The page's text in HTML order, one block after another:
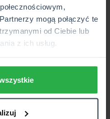
mogą połączyć te
od Ciebie lub
z ich usług.
wydana.
na kilka
aplikację mObywatel,
głównie przez firmy).
pojazdu?
do 30 dni. Jeśli